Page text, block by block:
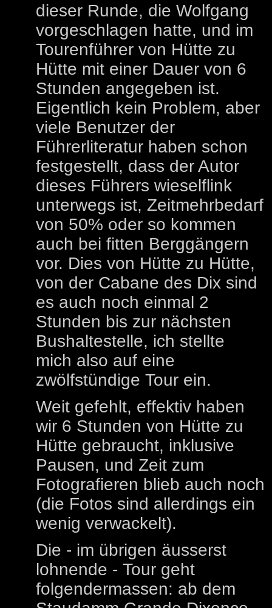
dieser Runde, die Wolfgang
vorgeschlagen hatte, und im
Tourenführer von Hütte zu
Hütte mit einer Dauer von 6
Stunden angegeben ist.
Eigentlich kein Problem, aber
viele Benutzer der
Führerliteratur haben schon
festgestellt, dass der Autor
dieses Führers wieselflink
unterwegs ist, Zeitmehrbedarf
von 50% oder so kommen
auch bei fitten Berggängern
vor. Dies von Hütte zu Hütte,
von der Cabane des Dix sind
es auch noch einmal 2
Stunden bis zur nächsten
Bushaltestelle, ich stellte
mich also auf eine
zwölfstündige Tour ein.
Weit gefehlt, effektiv haben
wir 6 Stunden von Hütte zu
Hütte gebraucht, inklusive
Pausen, und Zeit zum
Fotografieren blieb auch noch
(die Fotos sind allerdings ein
wenig verwackelt).
Die - im übrigen äusserst
lohnende - Tour geht
folgendermassen: ab dem